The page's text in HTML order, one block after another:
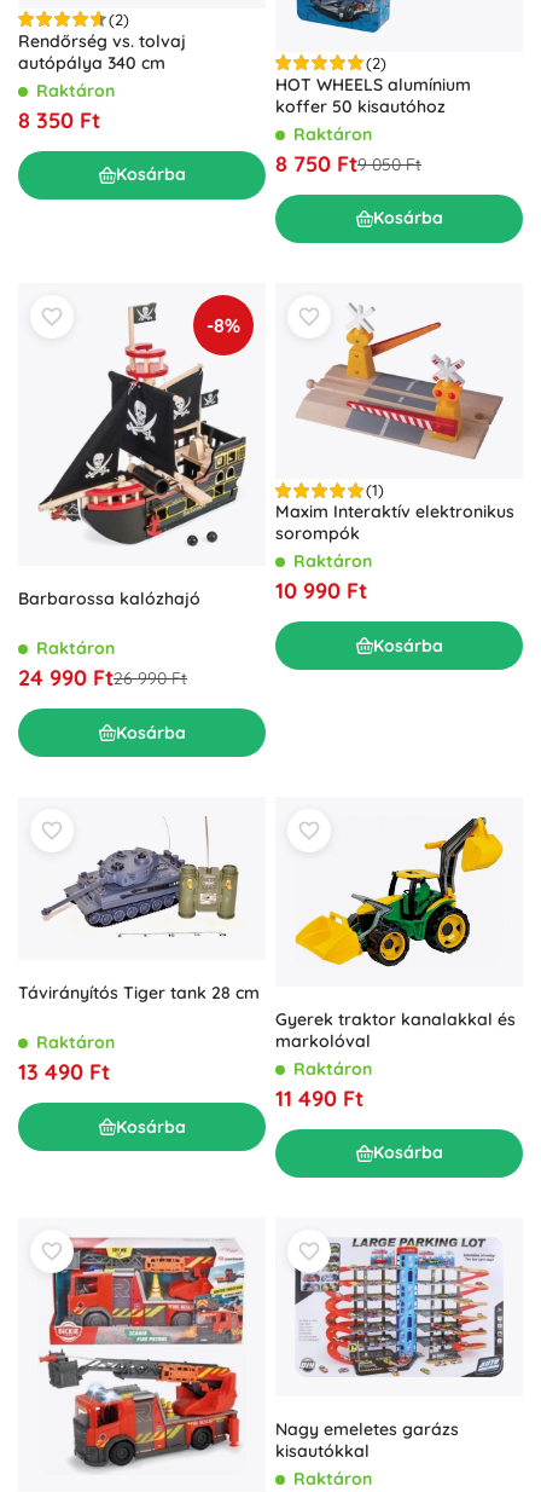
(2)
Rendőrség vs. tolvaj
autópálya 340 cm
Raktáron
8 350 Ft
Kosárba
(2)
HOT WHEELS alumínium
koffer 50 kisautóhoz
Raktáron
8 750 Ft9 050 Ft
Kosárba
-8%
Barbarossa kalózhajó
Raktáron
24 990 Ft26 990 Ft
Kosárba
(1)
Maxim Interaktív elektronikus
sorompók
Raktáron
10 990 Ft
Kosárba
Távirányítós Tiger tank 28 cm
Raktáron
13 490 Ft
Kosárba
Gyerek traktor kanalakkal és
markolóval
Raktáron
11 490 Ft
Kosárba
Nagy emeletes garázs
kisautókkal
Raktáron